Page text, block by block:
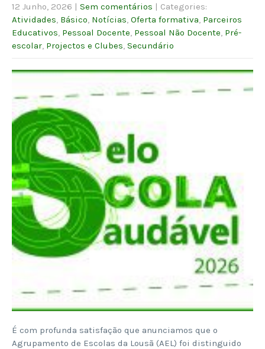
12 Junho, 2026 | Sem comentários | Categories:
Atividades Básico Notícias Oferta formativa Parceiros
Educativos Pessoal Docente Pessoal Não Docente Pré-
escolar Projectos e Clubes Secundário
É com profunda satisfação que anunciamos que o
Agrupamento de Escolas da Lousã (AEL) foi distinguido